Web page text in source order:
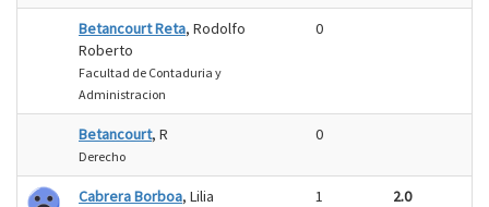
Betancourt Reta, Rodolfo
Roberto
Facultad de Contaduria y
Administracion
0
Betancourt, R
Derecho
0
Cabrera Borboa, Lilia 1 2.0